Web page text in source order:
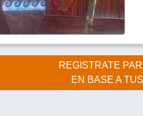
REGISTRATE
EN BASE A